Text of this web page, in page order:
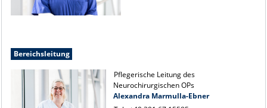
Bereichsleitung
Pflegerische Leitung des
Neurochirurgischen OPs
Alexandra Marmulla-Ebner